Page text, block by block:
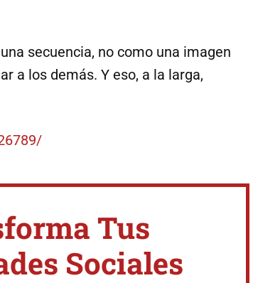
secuencia, no como una imagen
a los demás. Y eso, a la larga,
Tus
Sociales